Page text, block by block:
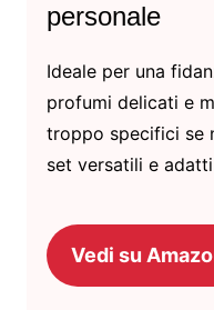
personale
Ideale per una
profumi delicati e
troppo specifici se
set versatili e
Vedi su